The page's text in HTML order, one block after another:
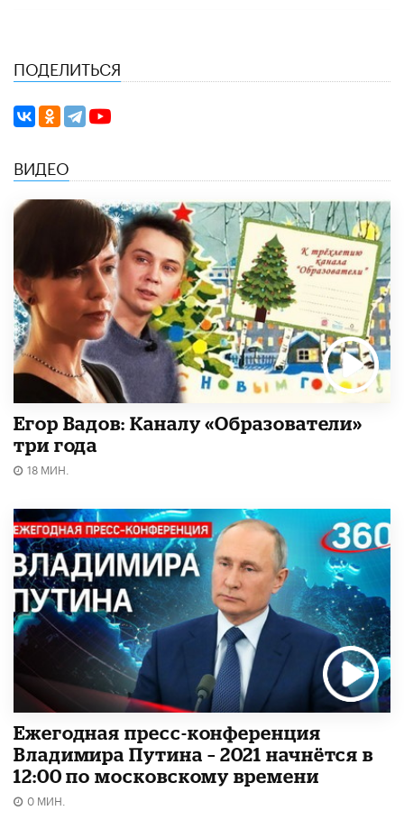
ПОДЕЛИТЬСЯ
ВИДЕО
Егор Вадов: Каналу «Образователи»
три года
18 МИН.
Ежегодная пресс-конференция
Владимира Путина – 2021 начнётся в
12:00 по московскому времени
0 МИН.